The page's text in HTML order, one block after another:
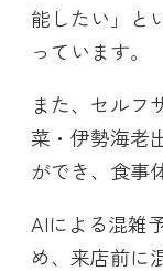
能したい」と
っています。
また、セルフ
菜・伊勢海老
ができ、食事
AIによる混雑
め、来店前に